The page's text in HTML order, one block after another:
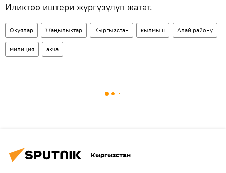
Иликтөө иштери жүргүзүлүп жатат.
Окуялар Жаңылыктар Кыргызстан кылмыш Алай району
милиция акча
Кыргызстан